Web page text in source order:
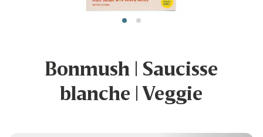
Bonmush | Saucisse
blanche | Veggie